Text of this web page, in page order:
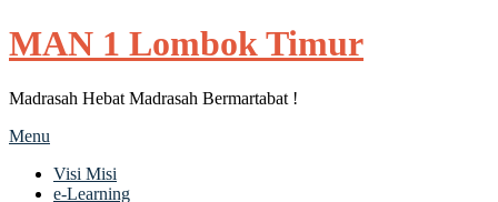
MAN 1 Lombok Timur
Madrasah Hebat Madrasah Bermartabat !
Menu
Visi Misi
e-Learning